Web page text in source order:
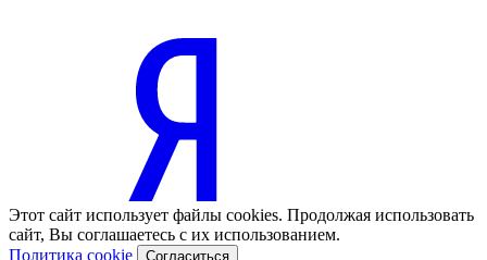
Этот сайт использует файлы cookies. Продолжая использовать
сайт, Вы соглашаетесь с их использованием.
Политика cookie
Согласиться